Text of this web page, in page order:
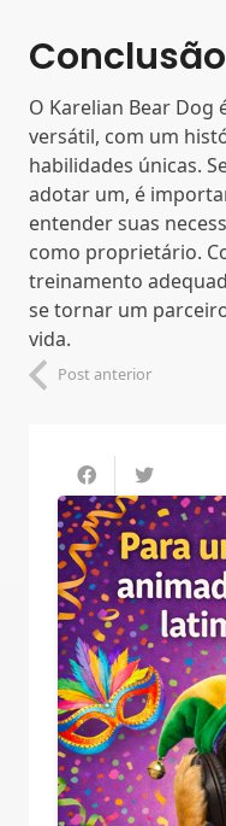
Conclusão
O Karelian Bear Dog
versátil, com um
habilidades únicas.
adotar um, é
entender suas
como proprietário.
treinamento
se tornar um
vida.
Post anterior